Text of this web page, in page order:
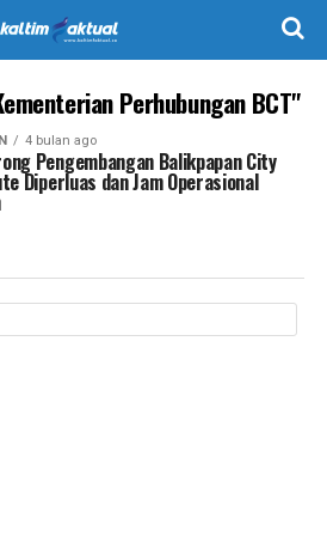
Perhubungan BCT"
4 bulan ago
Pengembangan Balikpapan City
Diperluas dan Jam Operasional